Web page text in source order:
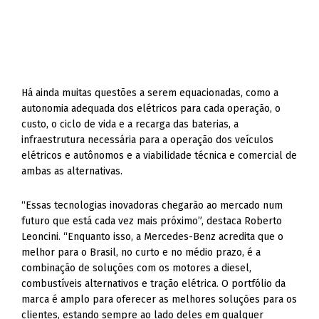
Há ainda muitas questões a serem equacionadas, como a
autonomia adequada dos elétricos para cada operação, o
custo, o ciclo de vida e a recarga das baterias, a
infraestrutura necessária para a operação dos veículos
elétricos e autônomos e a viabilidade técnica e comercial de
ambas as alternativas.
“Essas tecnologias inovadoras chegarão ao mercado num
futuro que está cada vez mais próximo”, destaca Roberto
Leoncini. “Enquanto isso, a Mercedes-Benz acredita que o
melhor para o Brasil, no curto e no médio prazo, é a
combinação de soluções com os motores a diesel,
combustíveis alternativos e tração elétrica. O portfólio da
marca é amplo para oferecer as melhores soluções para os
clientes, estando sempre ao lado deles em qualquer